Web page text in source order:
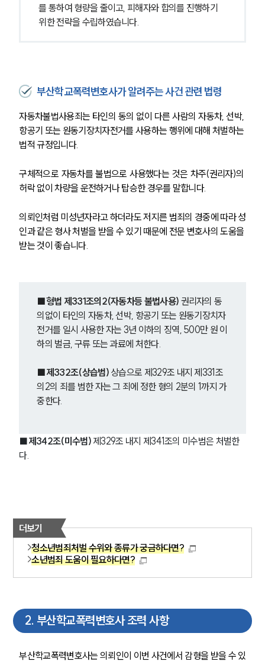
를 통하여 형량을 줄이고, 피해자와 합의를 진행하기
위한 전략을 수립하였습니다.
부산학교폭력변호사가 알려주는 사건 관련 법령
자동차불법사용죄는 타인의 동의 없이 다른 사람의 자동차, 선박,
항공기 또는 원동기장치자전거를 사용하는 행위에 대해 처벌하는
법적 규정입니다.
구체적으로 자동차를 불법으로 사용했다는 것은 차주(권리자)의
허락 없이 차량을 운전하거나 탑승한 경우를 말합니다.
의뢰인처럼 미성년자라고 하더라도 저지른 범죄의 경중에 따라 성
인과 같은 형사 처벌을 받을 수 있기 때문에 전문 변호사의 도움을
받는 것이 좋습니다.
■형법 제331조의2(자동차등 불법사용) 권리자의 동
의없이 타인의 자동차, 선박, 항공기 또는 원동기장치자
전거를 일시 사용한 자는 3년 이하의 징역, 500만 원 이
하의 벌금, 구류 또는 과료에 처한다.
■제332조(상습범) 상습으로 제329조 내지 제331조
의2의 죄를 범한 자는 그 죄에 정한 형의 2분의 1까지 가
중한다.
■제342조(미수범) 제329조 내지 제341조의 미수범은 처벌한
다.
더보기
청소년범죄처벌 수위와 종류가 궁금하다면?
소년범죄 도움이 필요하다면?
2. 부산학교폭력변호사 조력 사항
부산학교폭력변호사는 의뢰인이 이번 사건에서 감형을 받을 수 있